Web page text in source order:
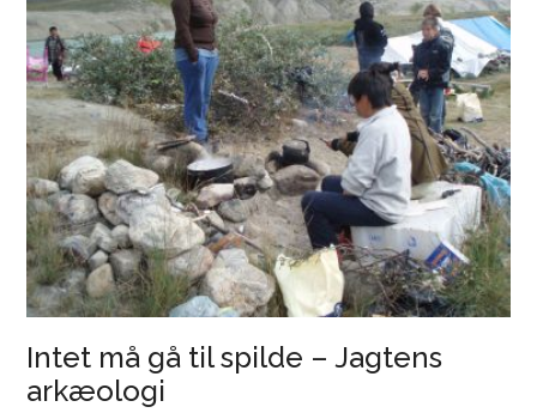
på
Moesgaard
Intet må gå til spilde – Jagtens
arkæologi